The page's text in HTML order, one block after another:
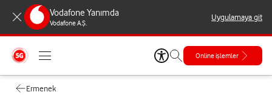
Vodafone Yanımda
Vodafone A.Ş.
Uygulamaya git
Online işlemler
Ermenek